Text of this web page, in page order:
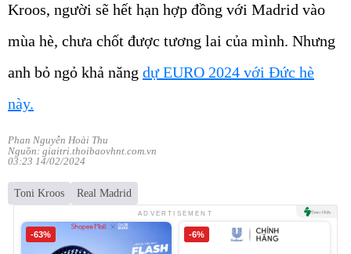
Kroos, người sẽ hết hạn hợp đồng với Madrid vào
mùa hè, chưa chốt được tương lai của mình. Nhưng
anh bỏ ngỏ khả năng dự EURO 2024 với Đức hè
này.
Phan Nguyễn Hoài Thu
Nguồn: giaitri.thoibaovhnt.com.vn
03:23 14/02/2024
Toni Kroos Real Madrid
ADVERTISEMENT
-63% -6%